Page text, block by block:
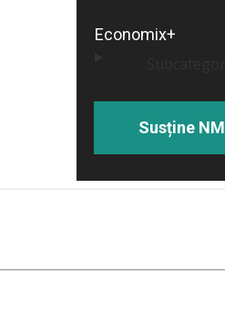
Economix+
Susține NM